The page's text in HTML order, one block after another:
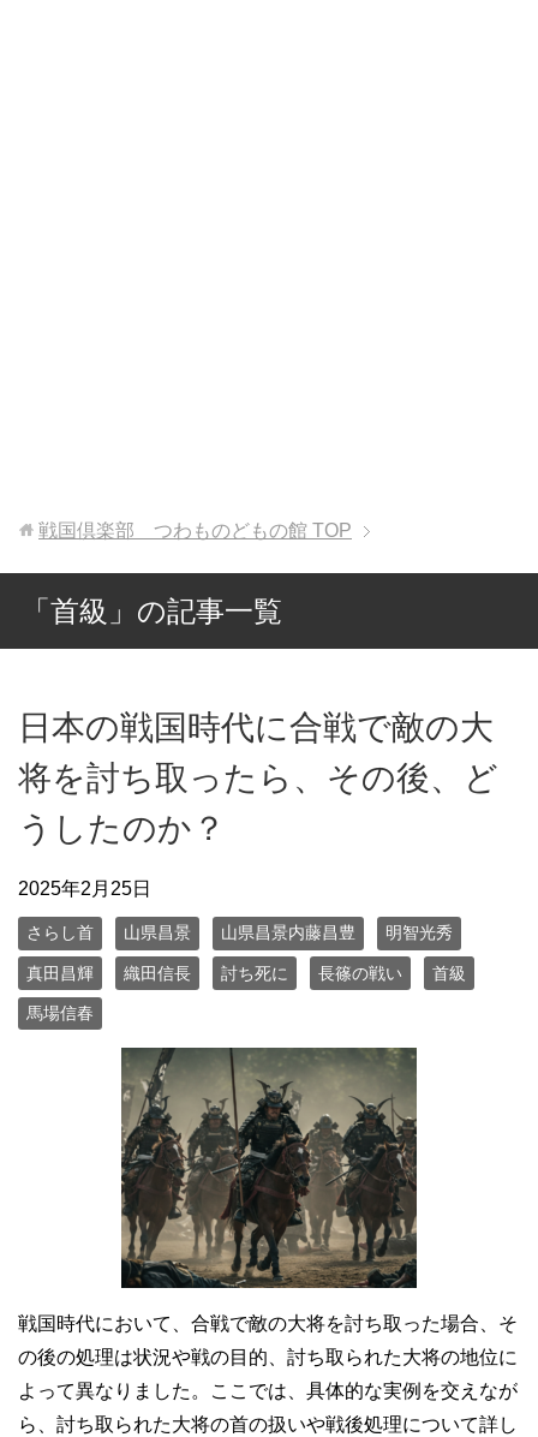
戦国倶楽部 つわものどもの館 TOP
「首級」の記事一覧
日本の戦国時代に合戦で敵の大
将を討ち取ったら、その後、ど
うしたのか？
2025年2月25日
さらし首 山県昌景 山県昌景内藤昌豊 明智光秀
真田昌輝 織田信長 討ち死に 長篠の戦い 首級
馬場信春
戦国時代において、合戦で敵の大将を討ち取った場合、そ
の後の処理は状況や戦の目的、討ち取られた大将の地位に
よって異なりました。ここでは、具体的な実例を交えなが
ら、討ち取られた大将の首の扱いや戦後処理について詳し